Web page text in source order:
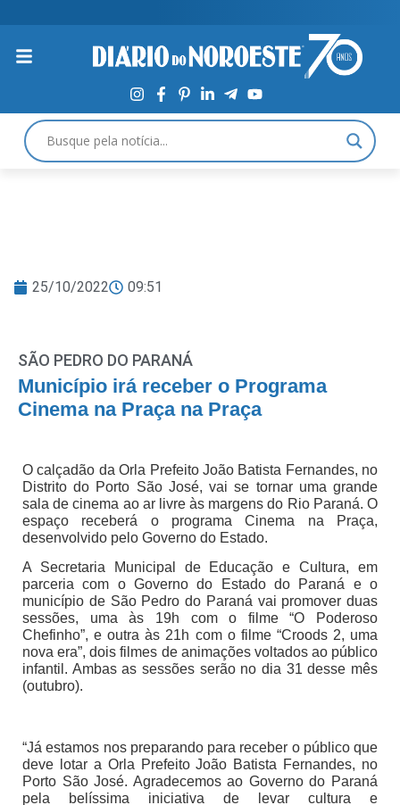
25/10/2022 09:51
SÃO PEDRO DO PARANÁ
Município irá receber o Programa
Cinema na Praça na Praça
O calçadão da Orla Prefeito João Batista Fernandes, no
Distrito do Porto São José, vai se tornar uma grande
sala de cinema ao ar livre às margens do Rio Paraná. O
espaço receberá o programa Cinema na Praça,
desenvolvido pelo Governo do Estado.
A Secretaria Municipal de Educação e Cultura, em
parceria com o Governo do Estado do Paraná e o
município de São Pedro do Paraná vai promover duas
sessões, uma às 19h com o filme “O Poderoso
Chefinho”, e outra às 21h com o filme “Croods 2, uma
nova era”, dois filmes de animações voltados ao público
infantil. Ambas as sessões serão no dia 31 desse mês
(outubro).
“Já estamos nos preparando para receber o público que
deve lotar a Orla Prefeito João Batista Fernandes, no
Porto São José. Agradecemos ao Governo do Paraná
pela belíssima iniciativa de levar cultura e